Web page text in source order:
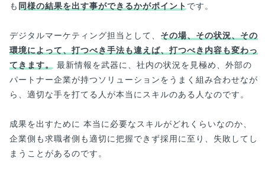
も 同様の結果を出す事ができるかがポイント です。
デジタルマーケティング担当として、 その場、その状況、その
環境によって、打つべき手法も違えば、打つべき内容も変わっ
てきます。
最新情報を武器に、社内の状況を見極め、外部の
パートナー企業が持つソリューションをうまく組み合わせなが
ら、適切な手を打てる人が本当にスキルのある人なのです。
成果を出すために 本当に必要なスキルがどれくらいなのか、
企業側も求職者側も適切に把握できず採用に至り、失敗してし
まうことがあるのです。